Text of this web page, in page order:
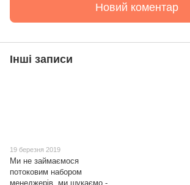
Новий коментар
Інші записи
19 березня 2019
Ми не займаємося
потоковим набором
менеджерів, ми шукаємо -